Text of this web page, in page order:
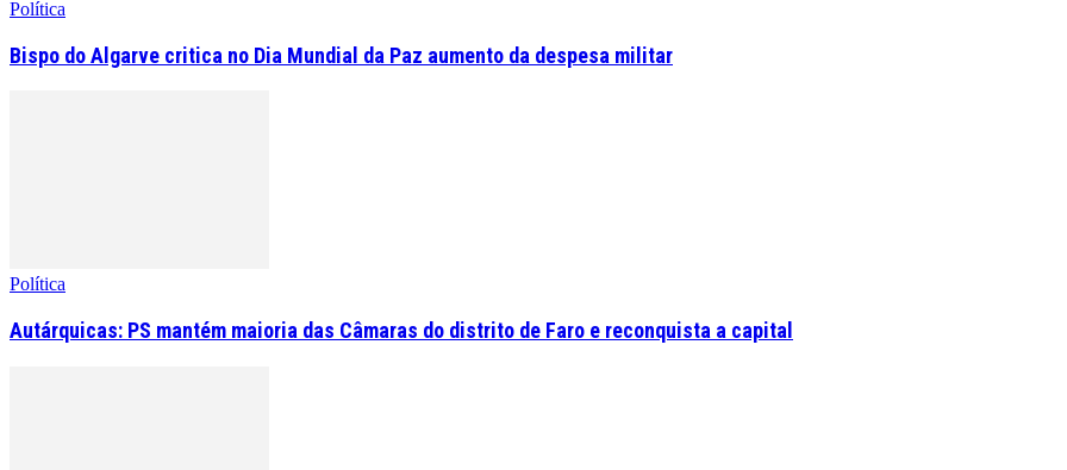
Política
Bispo do Algarve critica no Dia Mundial da Paz aumento da despesa militar
Política
Autárquicas: PS mantém maioria das Câmaras do distrito de Faro e reconquista a capital